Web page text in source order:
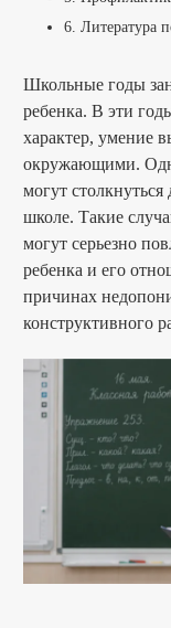
6. Литература
Школьные годы
ребенка. В эти
характер, умение
окружающими.
могут
школе. Такие
могут серьезно
ребенка и его
причинах
конструктивного